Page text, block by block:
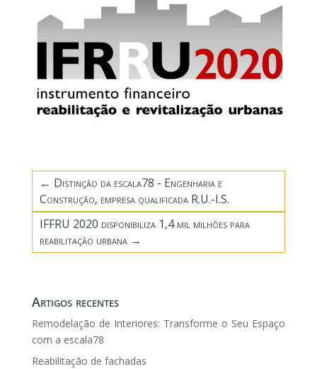
← Distinção da escala78 - Engenharia e
Construção, empresa qualificada R.U.-I.S.
IFFRU 2020 disponibiliza 1,4 mil milhões para
reabilitação urbana→
Artigos recentes
Remodelação de Interiores: Transforme o Seu Espaço
com a escala78
Reabilitação de fachadas